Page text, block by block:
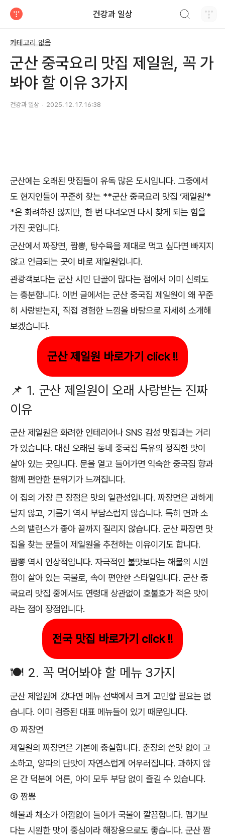
건강과 일상
카테고리 없음
군산 중국요리 맛집 제일원, 꼭 가
봐야 할 이유 3가지
건강과 일상 2025. 12. 17. 16:38
군산에는 오래된 맛집들이 유독 많은 도시입니다. 그중에서
도 현지인들이 꾸준히 찾는 **군산 중국요리 맛집 ‘제일원’*
*은 화려하진 않지만, 한 번 다녀오면 다시 찾게 되는 힘을
가진 곳입니다.
군산에서 짜장면, 짬뽕, 탕수육을 제대로 먹고 싶다면 빠지지
않고 언급되는 곳이 바로 제일원입니다.
관광객보다는 군산 시민 단골이 많다는 점에서 이미 신뢰도
는 충분합니다. 이번 글에서는 군산 중국집 제일원이 왜 꾸준
히 사랑받는지, 직접 경험한 느낌을 바탕으로 자세히 소개해
보겠습니다.
군산 제일원 바로가기 click !!
📌 1. 군산 제일원이 오래 사랑받는 진짜
이유
군산 제일원은 화려한 인테리어나 SNS 감성 맛집과는 거리
가 있습니다. 대신 오래된 동네 중국집 특유의 정직한 맛이
살아 있는 곳입니다. 문을 열고 들어가면 익숙한 중국집 향과
함께 편안한 분위기가 느껴집니다.
이 집의 가장 큰 장점은 맛의 일관성입니다. 짜장면은 과하게
달지 않고, 기름기 역시 부담스럽지 않습니다. 특히 면과 소
스의 밸런스가 좋아 끝까지 질리지 않습니다. 군산 짜장면 맛
집을 찾는 분들이 제일원을 추천하는 이유이기도 합니다.
짬뽕 역시 인상적입니다. 자극적인 불맛보다는 해물의 시원
함이 살아 있는 국물로, 속이 편안한 스타일입니다. 군산 중
국요리 맛집 중에서도 연령대 상관없이 호불호가 적은 맛이
라는 점이 장점입니다.
전국 맛집 바로가기 click !!
🍽️ 2. 꼭 먹어봐야 할 메뉴 3가지
군산 제일원에 갔다면 메뉴 선택에서 크게 고민할 필요는 없
습니다. 이미 검증된 대표 메뉴들이 있기 때문입니다.
① 짜장면
제일원의 짜장면은 기본에 충실합니다. 춘장의 쓴맛 없이 고
소하고, 양파의 단맛이 자연스럽게 어우러집니다. 과하지 않
은 간 덕분에 어른, 아이 모두 부담 없이 즐길 수 있습니다.
② 짬뽕
해물과 채소가 아낌없이 들어가 국물이 깔끔합니다. 맵기보
다는 시원한 맛이 중심이라 해장용으로도 좋습니다. 군산 짬